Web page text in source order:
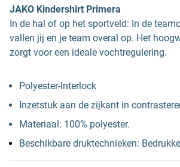
JAKO Kindershirt Primera
In de hal of op het sportveld: In de
vallen jij en je team overal op. Het
zorgt voor een ideale vochtregulering.
Polyester-Interlock
Inzetstuk aan de zijkant in
Materiaal: 100% polyester.
Beschikbare druktechnieken: